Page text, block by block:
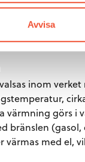
Avvisa
exempel
inom
värmning görs i
bränslen
värmas med el,